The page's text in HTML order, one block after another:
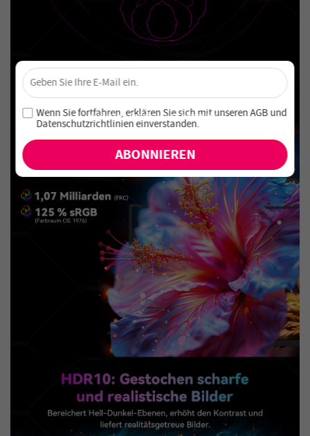
Sichere dir 4 % Rabatt – Jetzt abonnieren!
Melde dich für unseren Newsletter an und verpasse keine
exklusiven Angebote und Neuheiten!
×
Wenn Sie fortfahren, erklären Sie sich mit unserenAGBund
Datenschutzrichtlinien einverstanden.